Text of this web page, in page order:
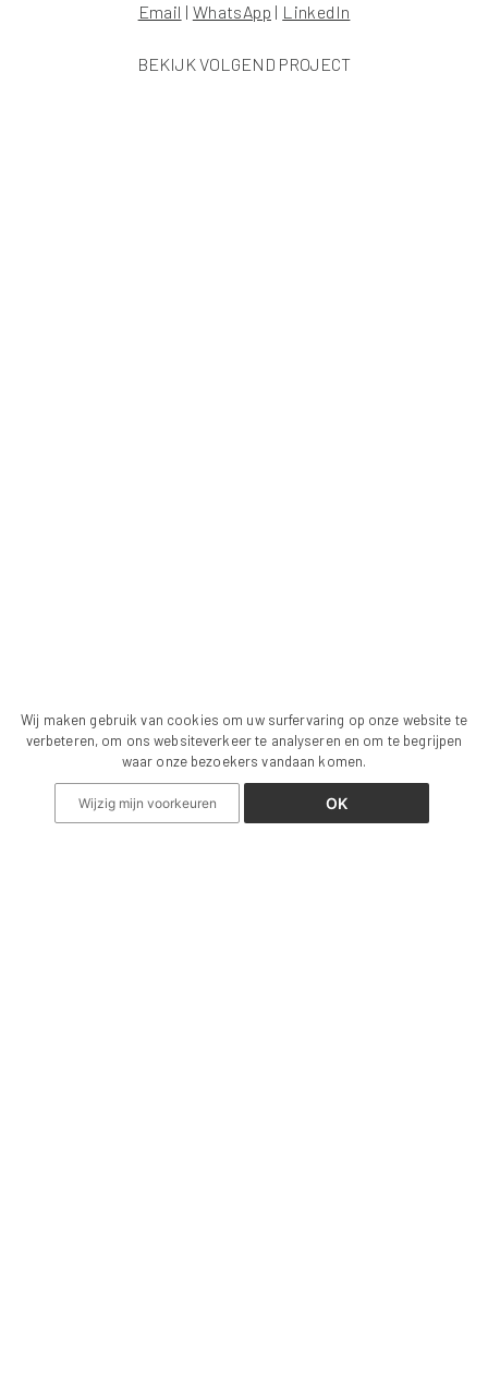
Wij maken gebruik van cookies om uw surfervaring op onze website te
verbeteren, om ons websiteverkeer te analyseren en om te begrijpen
waar onze bezoekers vandaan komen.
OK
Wijzig mijn voorkeuren
Email | WhatsApp | LinkedIn
BEKIJK VOLGEND PROJECT